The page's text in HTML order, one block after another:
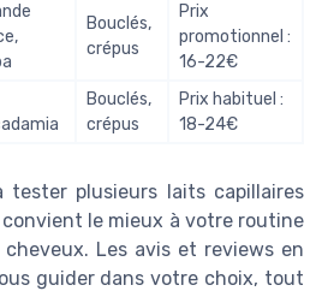
Bouclés,
crépus
Prix
promotionnel :
16-22€
Bouclés,
crépus
Prix habituel :
18-24€
tester plusieurs laits capillaires
le mieux à votre routine
Les avis et reviews en
guider dans votre choix, tout